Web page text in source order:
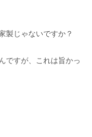
製じゃないですか？
ですが、これは旨かっ